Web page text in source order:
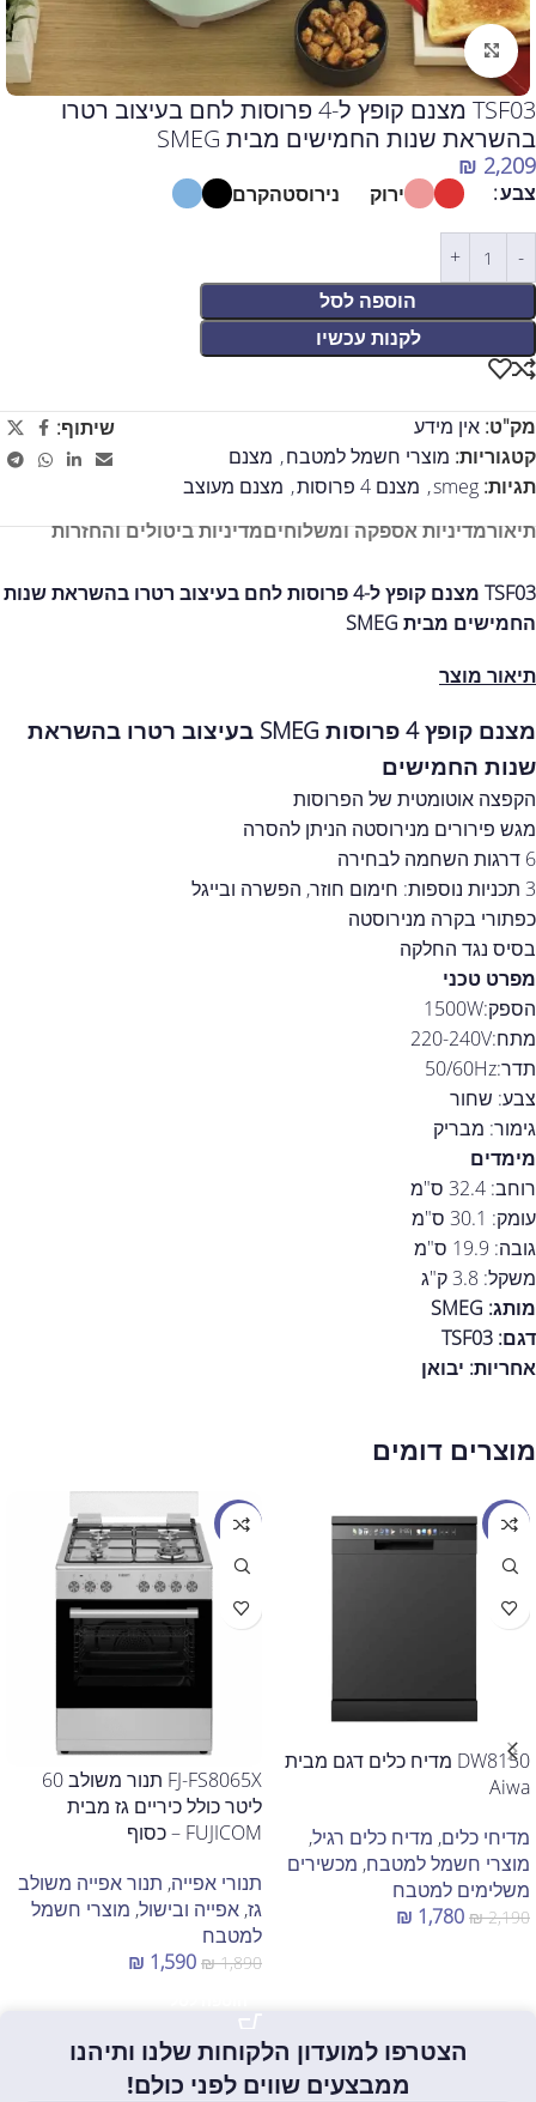
TSF03 מצנם קופץ ל-4 פרוסות לחם בעיצוב רטרו
בהשראת שנות החמישים מבית SMEG
₪ 2,209
צבע ירוק נירוסטהקרם
הוספה לסל
לקנות עכשיו
מק"ט: אין מידע
קטגוריות: מוצרי חשמל למטבח, מצנם
תגיות: smeg
, מצנם 4 פרוסות , מצנם מעוצב
שיתוף:
תיאורמדיניות אספקה ומשלוחיםמדיניות ביטולים והחזרות
TSF03 מצנם קופץ ל-4 פרוסות לחם בעיצוב רטרו בהשראת שנות
החמישים מבית SMEG
תיאור מוצר
מצנם קופץ 4 פרוסות SMEG בעיצוב רטרו בהשראת
שנות החמישים
הקפצה אוטומטית של הפרוסות
מגש פירורים מנירוסטה הניתן להסרה
6 דרגות השחמה לבחירה
3 תכניות נוספות: חימום חוזר, הפשרה ובייגל
כפתורי בקרה מנירוסטה
בסיס נגד החלקה
מפרט טכני
הספק:1500W
מתח:220-240V
תדר:50/60Hz
צבע: שחור
גימור: מבריק
מימדים
רוחב: 32.4 ס"מ
עומק: 30.1 ס"מ
גובה: 19.9 ס"מ
משקל: 3.8 ק"ג
מותג: SMEG
דגם: TSF03
אחריות: יבואן
לחצו להגדלה
מוצרים דומים
מבצע
DW8150 מדיח כלים דגם מבית
Aiwa
מדיחי כלים, מדיח כלים רגיל,
מוצרי חשמל למטבח, מכשירים
משלימים למטבח
₪2,190
₪ 1,780
מבצע
FJ-FS8065X תנור משולב 60
ליטר כולל כיריים גז מבית
FUJICOM – כסוף
תנורי אפייה, תנור אפייה משולב
גז, אפייה ובישול, מוצרי חשמל
למטבח
₪1,890
₪ 1,590
הצטרפו למועדון הלקוחות שלנו ותיהנו
ממבצעים שווים לפני כולם!